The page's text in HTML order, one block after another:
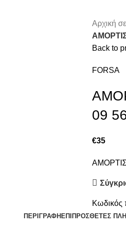
Αρχική
Back to
FORSA
09
€35
Κωδικός
ΠΕΡΙΓΡΑΦΉ ΕΠΙΠΡΌΣΘΕΤΕΣ